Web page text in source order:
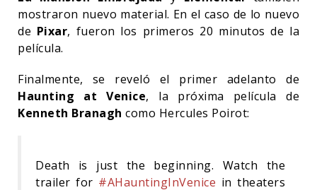
mostraron nuevo material. En el caso de lo nuevo
de Pixar, fueron los primeros 20 minutos de la
película.
Finalmente, se reveló el primer adelanto de
Haunting at Venice, la próxima película de
Kenneth Branagh como Hercules Poirot:
Death is just the beginning. Watch the
trailer for #AHauntingInVenice in theaters